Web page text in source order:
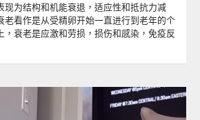
现为结构和机能衰退，适应性和抵抗力减
老看作是从受精卵开始一直进行到老年的个
，衰老是应激和劳损，损伤和感染，免疫反